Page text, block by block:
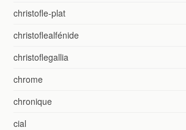
christofle-plat
christoflealfénide
christoflegallia
chrome
chronique
cial